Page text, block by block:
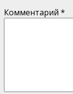
Комментарий *